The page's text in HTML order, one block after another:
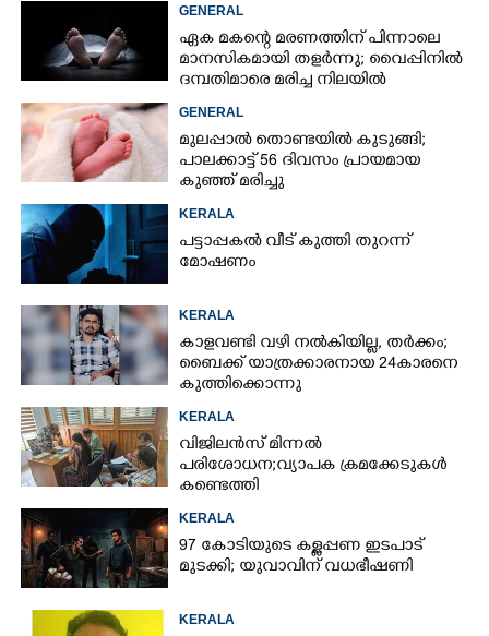
കുടുംബം
GENERAL
ഏക മകന്റെ മരണത്തിന് പിന്നാലെ
മാനസികമായി തളർന്നു; വൈപ്പിനിൽ
ദമ്പതിമാരെ മരിച്ച നിലയിൽ
GENERAL
മുലപ്പാൽ തൊണ്ടയിൽ കുടുങ്ങി;
പാലക്കാട്ട് 56 ദിവസം പ്രായമായ
കുഞ്ഞ് മരിച്ചു
KERALA
പട്ടാപ്പകൽ വീട് കുത്തി തുറന്ന്
മോഷണം
KERALA
കാളവണ്ടി വഴി നൽകിയില്ല, തർക്കം;
ബൈക്ക് യാത്രക്കാരനായ 24കാരനെ
കുത്തിക്കൊന്നു
KERALA
വിജിലൻസ് മിന്നൽ
പരിശോധന; വ്യാപക ക്രമക്കേടുകൾ
കണ്ടെത്തി
KERALA
97 കോടിയുടെ കള്ളപ്പണ ഇടപാട്
മുടക്കി; യുവാവിന് വധഭീഷണി
KERALA